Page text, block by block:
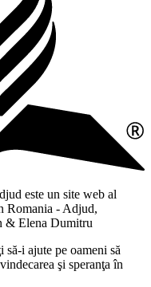
este un site web al
Romania - Adjud,
& Elena Dumitru
să-i ajute pe oameni să
şi speranţa în